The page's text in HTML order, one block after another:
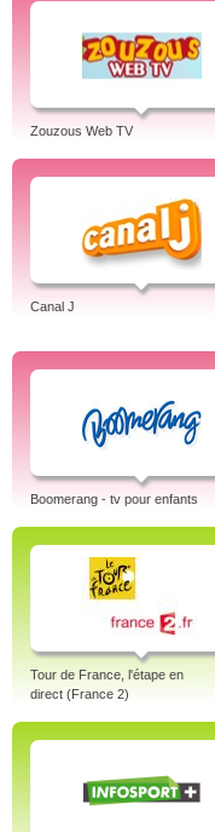
Zouzous Web TV
Canal J
Boomerang - tv pour enfants
Tour de France, l'étape en
direct (France 2)